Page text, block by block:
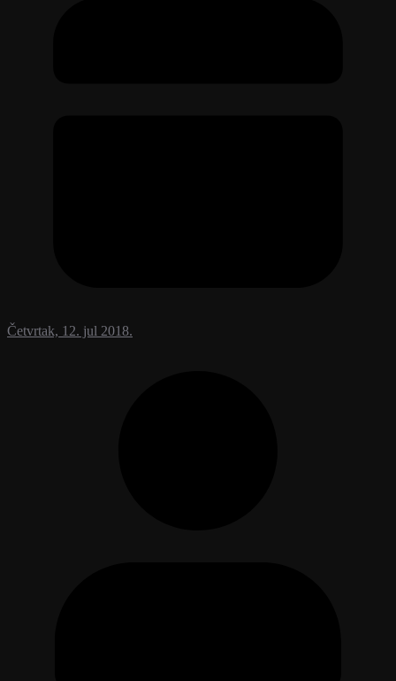
Četvrtak, 12. jul 2018.